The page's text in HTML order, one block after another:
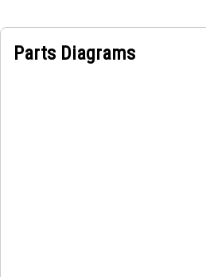
Parts Diagrams